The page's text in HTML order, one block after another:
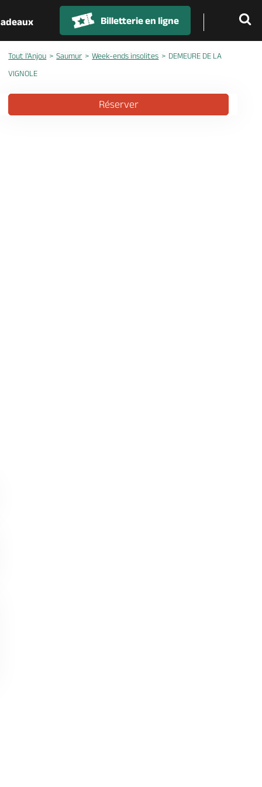
Billetterie en ligne
Tout l'Anjou Saumur Week-ends insolites
DEMEURE DE LA
VIGNOLE
Réserver